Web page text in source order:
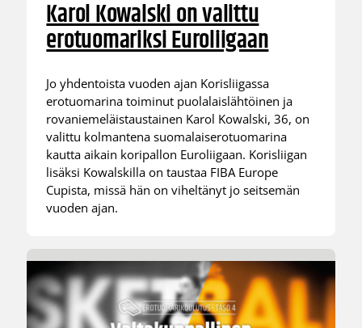
Karol Kowalski on valittu
erotuomariksi Euroliigaan
Jo yhdentoista vuoden ajan Korisliigassa
erotuomarina toiminut puolalaislähtöinen ja
rovaniemeläistaustainen Karol Kowalski, 36, on
valittu kolmantena suomalaiserotuomarina
kautta aikain koripallon Euroliigaan. Korisliigan
lisäksi Kowalskilla on taustaa FIBA Europe
Cupista, missä hän on viheltänyt jo seitsemän
vuoden ajan.